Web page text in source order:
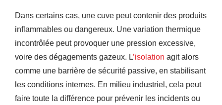
Dans certains cas, une cuve peut contenir des produits
inflammables ou dangereux. Une variation thermique
incontrôlée peut provoquer une pression excessive,
voire des dégagements gazeux. L’isolation agit alors
comme une barrière de sécurité passive, en stabilisant
les conditions internes. En milieu industriel, cela peut
faire toute la différence pour prévenir les incidents ou